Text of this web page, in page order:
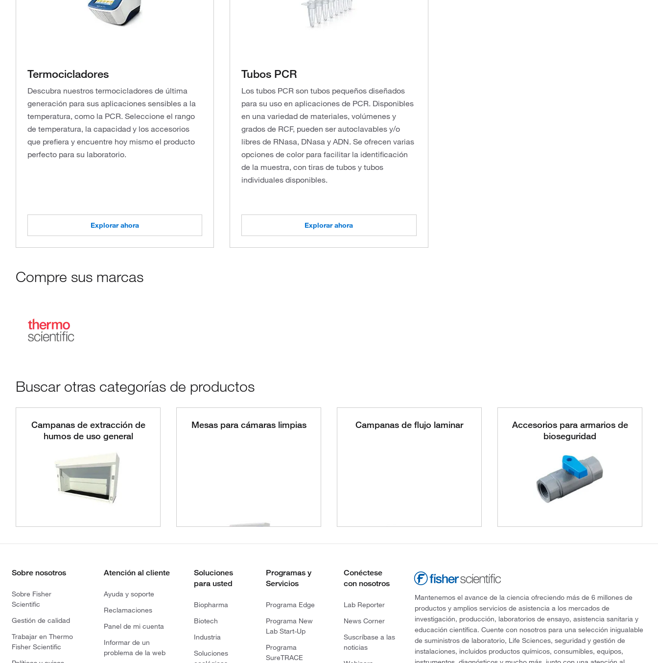
Termocicladores
Descubra nuestros termocicladores de última
generación para sus aplicaciones sensibles a la
temperatura, como la PCR. Seleccione el rango
de temperatura, la capacidad y los accesorios
que prefiera y encuentre hoy mismo el producto
perfecto para su laboratorio.
Explorar ahora
Tubos PCR
Los tubos PCR son tubos pequeños diseñados
para su uso en aplicaciones de PCR. Disponibles
en una variedad de materiales, volúmenes y
grados de RCF, pueden ser autoclavables y/o
libres de RNasa, DNasa y ADN. Se ofrecen varias
opciones de color para facilitar la identificación
de la muestra, con tiras de tubos y tubos
individuales disponibles.
Explorar ahora
Compre sus marcas
Buscar otras categorías de productos
Campanas de extracción de
humos de uso general
Mesas para cámaras limpias Campanas de flujo laminar
Accesorios para armarios de
bioseguridad
Sobre nosotros
Sobre Fisher
Scientific
Gestión de calidad
Trabajar en Thermo
Fisher Scientific
Atención al cliente
Ayuda y soporte
Reclamaciones
Panel de mi cuenta
Informar de un
problema de la web
Soluciones
para usted
Biopharma
Biotech
Industria
Soluciones
Programas y
Servicios
Programa Edge
Programa New
Lab Start-Up
Programa
SureTRACE
Conéctese
con nosotros
Lab Reporter
News Corner
Suscríbase a las
noticias
Mantenemos el avance de la ciencia ofreciendo más de 6 millones de
productos y amplios servicios de asistencia a los mercados de
investigación, producción, laboratorios de ensayo, asistencia sanitaria y
educación científica. Cuente con nosotros para una selección inigualable
de suministros de laboratorio, Life Sciences, seguridad y gestión de
instalaciones, incluidos productos químicos, consumibles, equipos,